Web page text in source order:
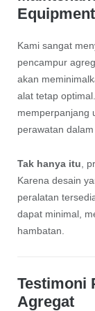
Kami sangat
pencampur
akan
alat tetap optimal.
memperpanjang
perawatan
Tak hanya itu ,
Karena desain
peralatan
dapat minimal,
hambatan.
Testimoni
Agregat